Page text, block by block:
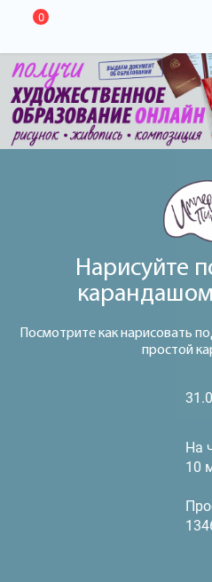
0
Нарисуйте
Посмотрите как нарисовать
простой
На
10